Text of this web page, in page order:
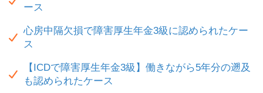
ース
心房中隔欠損で障害厚生年金3級に認められたケー
ス
【ICDで障害厚生年金3級】働きながら5年分の遡及
も認められたケース